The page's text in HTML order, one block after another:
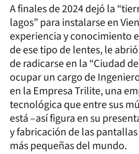
A finales de 2024 dejó la
lagos” para instalarse en
experiencia y conocimiento
de ese tipo de lentes, le
de radicarse en la “Ciudad
ocupar un cargo de
en la Empresa Trilite, una
tecnológica que entre sus
está –así figura en su
y fabricación de las
más pequeñas del mundo.